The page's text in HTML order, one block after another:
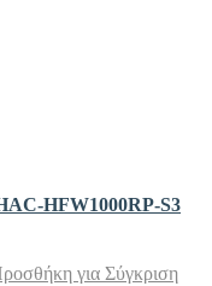
HFW1000RP-S3
για Σύγκριση